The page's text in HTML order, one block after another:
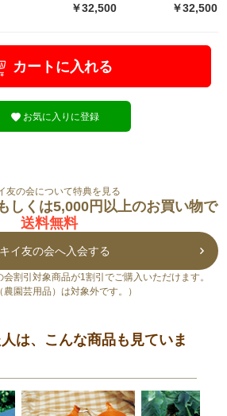
￥32,500 ￥32,500
カートに入れる
お気に入りに登録
友の会について特典を見る
しくは5,000円以上のお買い物で
送料無料
イ友の会へ入会する
割引対象商品が1割引でご購入いただけます。
園芸用品）は対象外です。）
は、こんな商品も見ていま